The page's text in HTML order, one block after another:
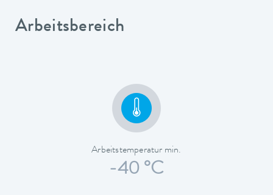
Arbeitsbereich
Arbeitstemperatur min.
-40 °C